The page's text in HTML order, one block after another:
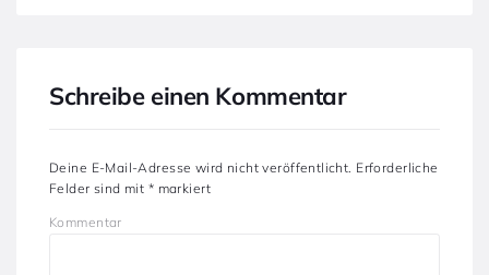
Schreibe einen Kommentar
Deine E-Mail-Adresse wird nicht veröffentlicht. Erforderliche
Felder sind mit * markiert
Kommentar